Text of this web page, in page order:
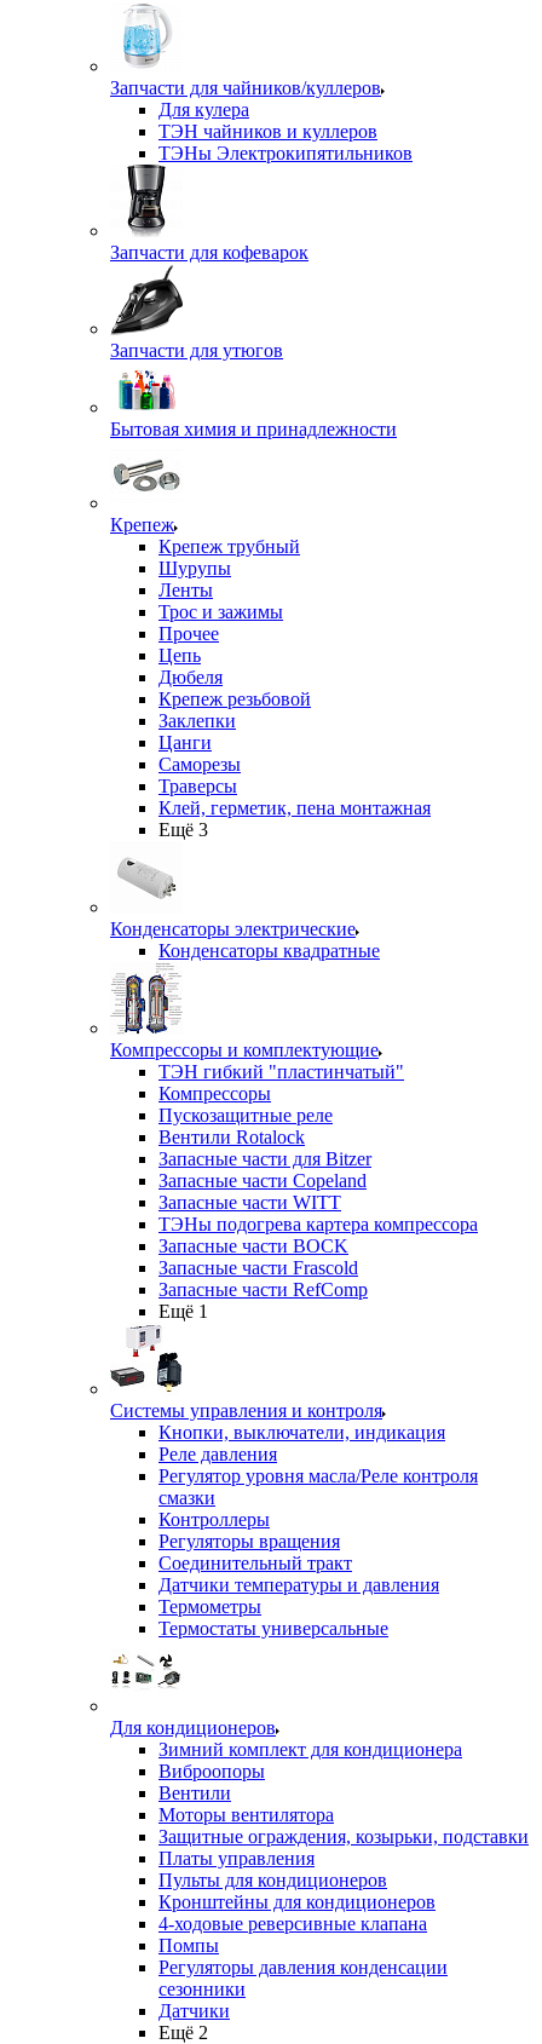
Запчасти для чайников/куллеров
Для кулера
ТЭН чайников и куллеров
ТЭНы Электрокипятильников
Запчасти для кофеварок
Запчасти для утюгов
Бытовая химия и принадлежности
Крепеж
Крепеж трубный
Шурупы
Ленты
Трос и зажимы
Прочее
Цепь
Дюбеля
Крепеж резьбовой
Заклепки
Цанги
Саморезы
Траверсы
Клей, герметик, пена монтажная
Ещё 3
Конденсаторы электрические
Конденсаторы квадратные
Компрессоры и комплектующие
ТЭН гибкий "пластинчатый"
Компрессоры
Пускозащитные реле
Вентили Rotalock
Запасные части для Bitzer
Запасные части Copeland
Запасные части WITT
ТЭНы подогрева картера компрессора
Запасные части BOCK
Запасные части Frascold
Запасные части RefComp
Ещё 1
Системы управления и контроля
Кнопки, выключатели, индикация
Реле давления
Регулятор уровня масла/Реле контроля
смазки
Контроллеры
Регуляторы вращения
Соединительный тракт
Датчики температуры и давления
Термометры
Термостаты универсальные
Для кондиционеров
Зимний комплект для кондиционера
Виброопоры
Вентили
Моторы вентилятора
Защитные ограждения, козырьки, подставки
Платы управления
Пульты для кондиционеров
Кронштейны для кондиционеров
4-ходовые реверсивные клапана
Помпы
Регуляторы давления конденсации
сезонники
Датчики
Ещё 2